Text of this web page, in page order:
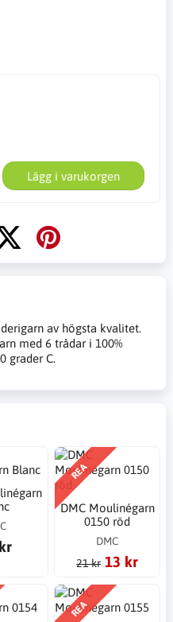
Lägg i varukorgen
av högsta kvalitet.
med 6 trådar i 100%
grader C.
REA
DMC Moulinégarn
0150 röd
DMC
21 kr 13 kr
REA